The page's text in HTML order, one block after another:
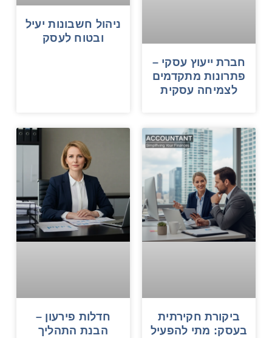
חברת ייעוץ עסקי –
פתרונות מתקדמים
לצמיחה עסקית
ניהול חשבונות יעיל
ובטוח לעסק
ביקורת חקירתית
בעסק: מתי להפעיל
חדלות פירעון –
הבנת התהליך